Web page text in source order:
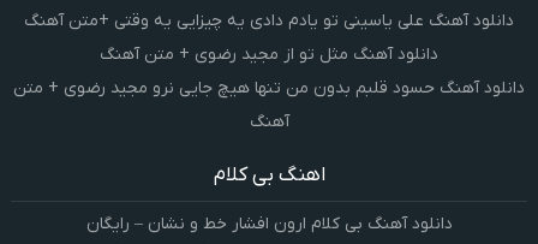
دانلود آهنگ علی یاسینی تو یادم دادی یه چیزایی یه وقتی +متن آهنگ
دانلود آهنگ مثل تو از مجید رضوی + متن آهنگ
دانلود آهنگ حسود قلبم بدون من تنها هیچ جایی نرو مجید رضوی + متن
آهنگ
اهنگ بی کلام
دانلود آهنگ بی کلام ارون افشار خط و نشان – رایگان